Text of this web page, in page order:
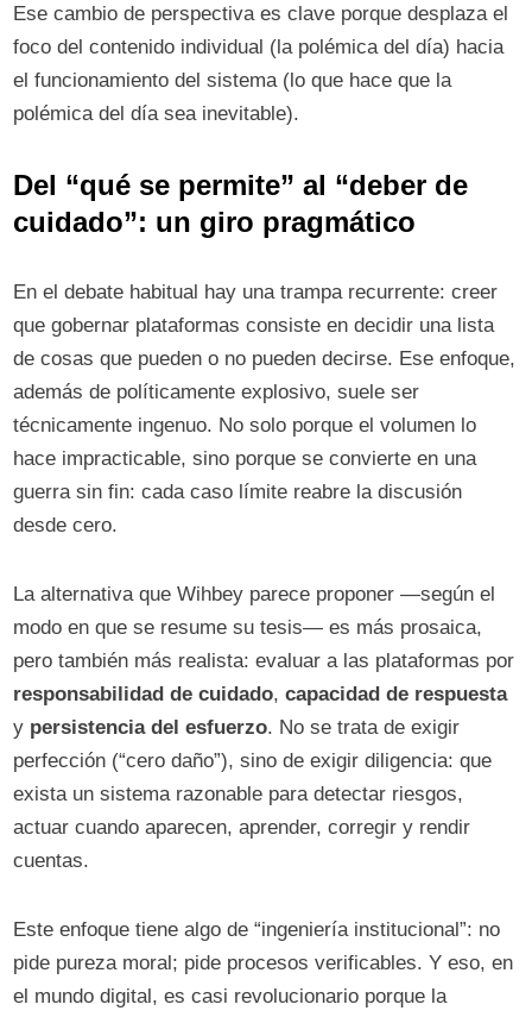
Ese cambio de perspectiva es clave porque desplaza el
foco del contenido individual (la polémica del día) hacia
el funcionamiento del sistema (lo que hace que la
polémica del día sea inevitable).
Del “qué se permite” al “deber de
cuidado”: un giro pragmático
En el debate habitual hay una trampa recurrente: creer
que gobernar plataformas consiste en decidir una lista
de cosas que pueden o no pueden decirse. Ese enfoque,
además de políticamente explosivo, suele ser
técnicamente ingenuo. No solo porque el volumen lo
hace impracticable, sino porque se convierte en una
guerra sin fin: cada caso límite reabre la discusión
desde cero.
La alternativa que Wihbey parece proponer —según el
modo en que se resume su tesis— es más prosaica,
pero también más realista: evaluar a las plataformas por
responsabilidad de cuidado,capacidad de respuesta
y persistencia del esfuerzo. No se trata de exigir
perfección (“cero daño”), sino de exigir diligencia: que
exista un sistema razonable para detectar riesgos,
actuar cuando aparecen, aprender, corregir y rendir
cuentas.
Este enfoque tiene algo de “ingeniería institucional”: no
pide pureza moral; pide procesos verificables. Y eso, en
el mundo digital, es casi revolucionario porque la